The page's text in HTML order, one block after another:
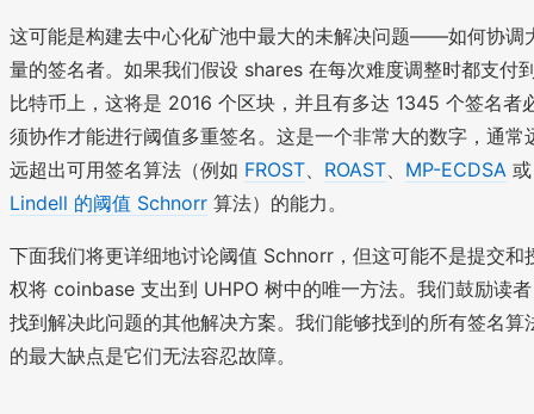
这可能是构建去中心化矿池中最大的未解决问题——如何协调
量的签名者。如果我们假设 shares 在每次难度调整时都支付
比特币上，这将是 2016 个区块，并且有多达 1345 个签名者
须协作才能进行阈值多重签名。这是一个非常大的数字，通常
远超出可用签名算法（例如 FROST ROAST MP-ECDSA 或
Lindell 的阈值 Schnorr 算法）的能力。
下面我们将更详细地讨论阈值 Schnorr，但这可能不是提交和
权将 coinbase 支出到 UHPO 树中的唯一方法。我们鼓励读者
找到解决此问题的其他解决方案。我们能够找到的所有签名算
的最大缺点是它们无法容忍故障。